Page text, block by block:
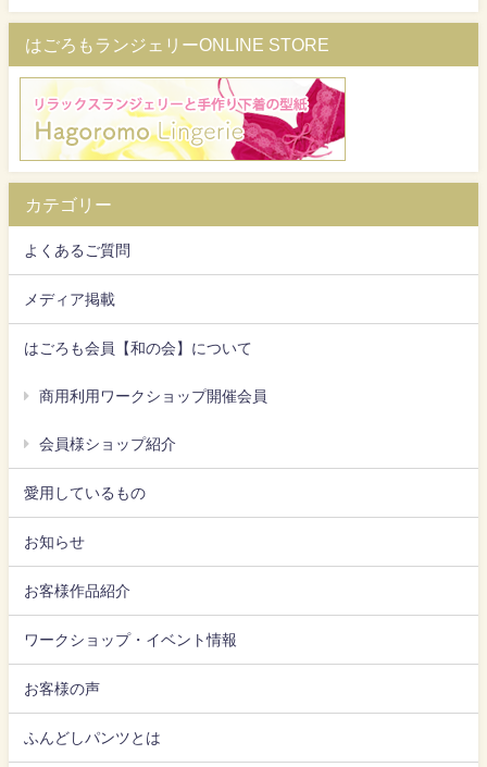
はごろもランジェリーONLINE STORE
カテゴリー
よくあるご質問
メディア掲載
はごろも会員【和の会】について
商用利用ワークショップ開催会員
会員様ショップ紹介
愛用しているもの
お知らせ
お客様作品紹介
ワークショップ・イベント情報
お客様の声
ふんどしパンツとは